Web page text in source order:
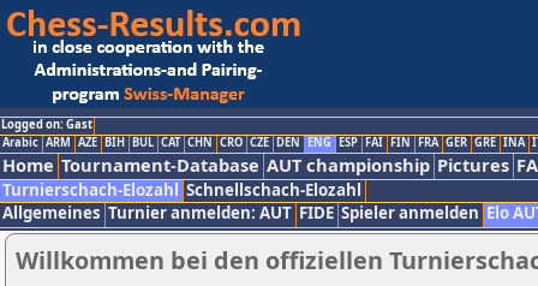
Logged on: Gast
Arabic ARM AZE BIH BUL CAT CHN CRO CZE DEN ENG ESP FAI FIN FRA GER GRE INA
Home Tournament-Database AUT championship Pictures
Turnierschach-Elozahl Schnellschach-Elozahl
Allgemeines Turnier anmelden: AUT FIDE Spieler anmelden Elo
Willkommen bei den offiziellen